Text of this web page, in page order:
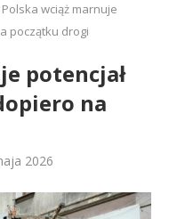
Polska wciąż marnuje
początku drogi
potencjał
na
2026